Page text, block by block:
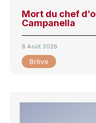
Mort du chef
Campanella
8 Août 2026
Brève